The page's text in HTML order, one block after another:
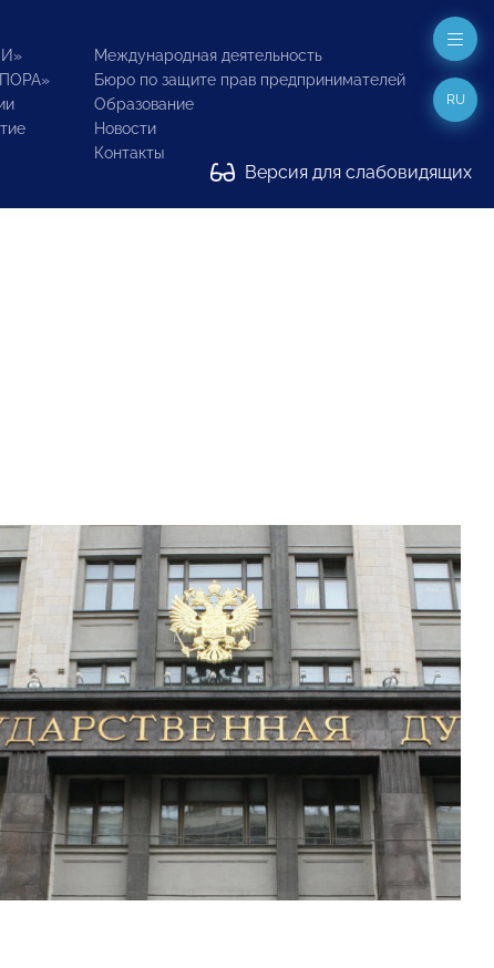
Международная деятельность
Бюро по защите прав предпринимателей
Образование
Новости
Контакты
Версия для слабовидящих
RU